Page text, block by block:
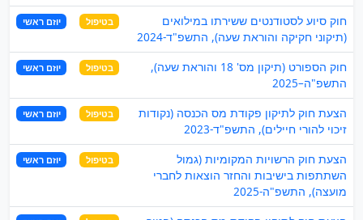
חוק סיוע לסטודנטים ששירתו במילואים
(תיקוני חקיקה והוראת שעה), התשפ"ד-2024
בטיפול יוזם ראשי
חוק הספורט (תיקון מס' 18 והוראת שעה),
התשפ"ה–2025
בטיפול יוזם ראשי
הצעת חוק לתיקון פקודת מס הכנסה (נקודות
זיכוי להורי חיילים), התשפ"ד-2023
בטיפול יוזם ראשי
הצעת חוק הרשויות המקומיות (גמול
השתתפות בישיבות והחזר הוצאות לחברי
מועצה), התשפ"ה-2025
בטיפול יוזם ראשי